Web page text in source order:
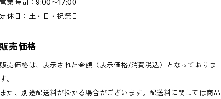
営業時間：9:00〜17:00
定休日：土・日・祝祭日
販売価格
販売価格は、表示された金額（表示価格/消費税込）となっておりま
す。
また、別途配送料が掛かる場合がございます。配送料に関しては商品